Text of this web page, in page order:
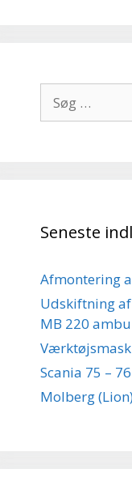
efter:
Seneste
Afmontering
Udskiftning
MB 220
Scania 75 –
Molberg